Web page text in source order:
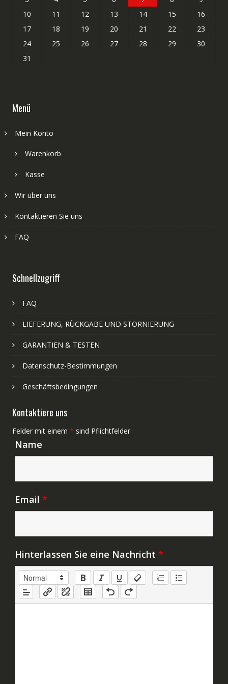
10
11 12 13 14 15
16
17
18 19 20 21 22
23
24
25 26 27 28 29
30
31
Menü
Mein Konto
Warenkorb
Kasse
Wir über uns
Kontaktieren Sie uns
FAQ
Schnellzugriff
FAQ
LIEFERUNG, RÜCKGABE UND STORNIERUNG
GARANTIEN & TESTEN
Datenschutz-Bestimmungen
Geschäftsbedingungen
Kontaktiere uns
Felder mit einem * sind Pflichtfelder
Name
Email *
Hinterlassen Sie eine Nachricht *